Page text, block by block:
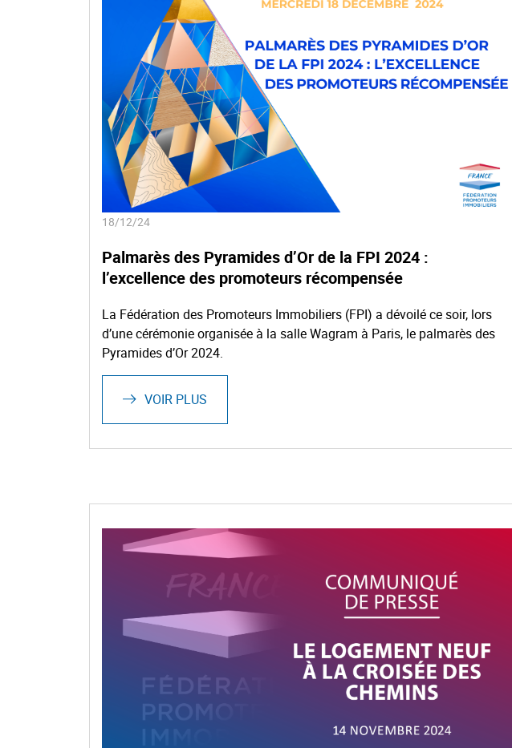
18/12/24
Palmarès des Pyramides d’Or de la FPI 2024 :
l’excellence des promoteurs récompensée
La Fédération des Promoteurs Immobiliers (FPI) a dévoilé ce soir, lors
d’une cérémonie organisée à la salle Wagram à Paris, le palmarès des
Pyramides d’Or 2024.
VOIR PLUS